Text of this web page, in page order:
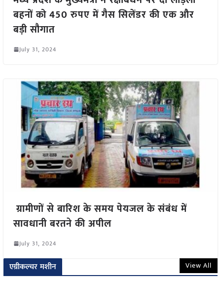
बहनों को 450 रुपए में गैस सिलेंडर की एक और
बड़ी सौगात
July 31, 2024
ग्रामीणों से बारिश के समय पेयजल के संबंध में
सावधानी बरतने की अपील
July 31, 2024
एग्रीकल्चर मशीन View All